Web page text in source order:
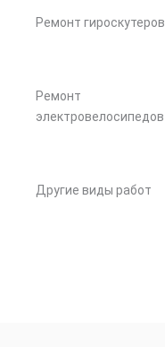
Ремонт гироскутеров
Ремонт
электровелосипедов
Другие виды работ